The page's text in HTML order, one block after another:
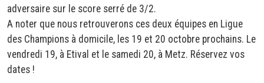
adversaire sur le score serré de 3/2.
A noter que nous retrouverons ces deux équipes en Ligue
des Champions à domicile, les 19 et 20 octobre prochains. Le
vendredi 19, à Etival et le samedi 20, à Metz. Réservez vos
dates !